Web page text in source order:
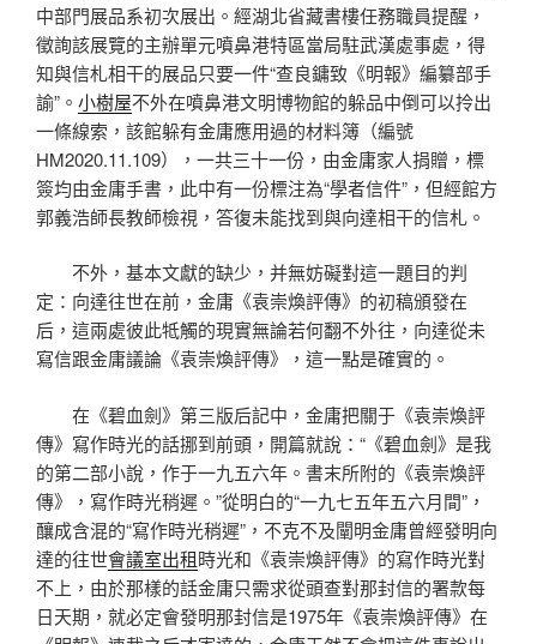
中部門展品系初次展出。經湖北省藏書樓任務職員提醒，
徵詢該展覽的主辦單元噴鼻港特區當局駐武漢處事處，得
知與信札相干的展品只要一件“查良鏞致《明報》編纂部手
諭”。 小樹屋不外在噴鼻港文明博物館的躲品中倒可以拎出
一條線索，該館躲有金庸應用過的材料簿（編號
HM2020.11.109），一共三十一份，由金庸家人捐贈，標
簽均由金庸手書，此中有一份標注為“學者信件”，但經館方
郭義浩師長教師檢視，答復未能找到與向達相干的信札。
不外，基本文獻的缺少，并無妨礙對這一題目的判
定：向達往世在前，金庸《袁崇煥評傳》的初稿頒發在
后，這兩處彼此牴觸的現實無論若何翻不外往，向達從未
寫信跟金庸議論《袁崇煥評傳》，這一點是確實的。
在《碧血劍》第三版后記中，金庸把關于《袁崇煥評
傳》寫作時光的話挪到前頭，開篇就說：“《碧血劍》是我
的第二部小說，作于一九五六年。書末所附的《袁崇煥評
傳》，寫作時光稍遲。”從明白的“一九七五年五六月間”，
釀成含混的“寫作時光稍遲”，不克不及闡明金庸曾經發明向
達的往世會議室出租時光和《袁崇煥評傳》的寫作時光對
不上，由於那樣的話金庸只需求從頭查對那封信的署款每
日天期，就必定會發明那封信是1975年《袁崇煥評傳》在